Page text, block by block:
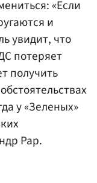
«Если
и
увидит, что
потеряет
получить
у «Зеленых»
Рар.